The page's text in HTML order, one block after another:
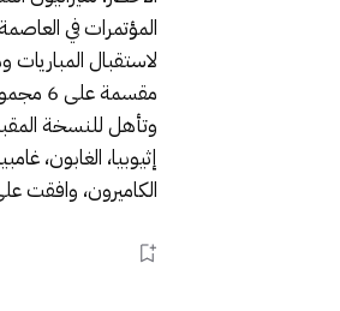
وتأهل للنسخة
إثيوبيا، الغابون،
الكاميرون، وافقت على طلب تأجيل